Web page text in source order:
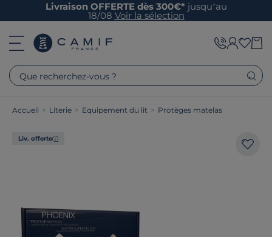
Livraison OFFERTE dès 300€* jusqu’au
18/08 Voir la sélection
Que recherchez-vous ?
Accueil > Literie > Equipement du lit > Protèges matelas
Liv. offerte